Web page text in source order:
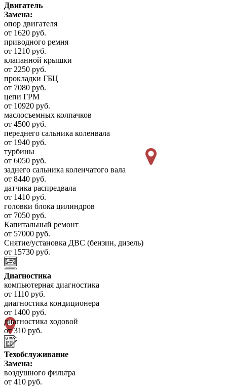
Двигатель
Замена:
опор двигателя
от 1620 руб.
приводного ремня
от 1210 руб.
клапанной крышки
от 2250 руб.
прокладки ГБЦ
от 7080 руб.
цепи ГРМ
от 10920 руб.
маслосъемных колпачков
от 4500 руб.
переднего сальника коленвала
от 1940 руб.
турбины
от 6050 руб.
заднего сальника коленчатого вала
от 8440 руб.
датчика распредвала
от 1410 руб.
головки блока цилиндров
от 7050 руб.
Капитальный ремонт
от 57000 руб.
Снятие/установка ДВС (бензин, дизель)
от 15730 руб.
Диагностика
компьютерная диагностика
от 1110 руб.
диагностика кондиционера
от 1400 руб.
диагностика ходовой
от 310 руб.
Техобслуживание
Замена:
воздушного фильтра
от 410 руб.